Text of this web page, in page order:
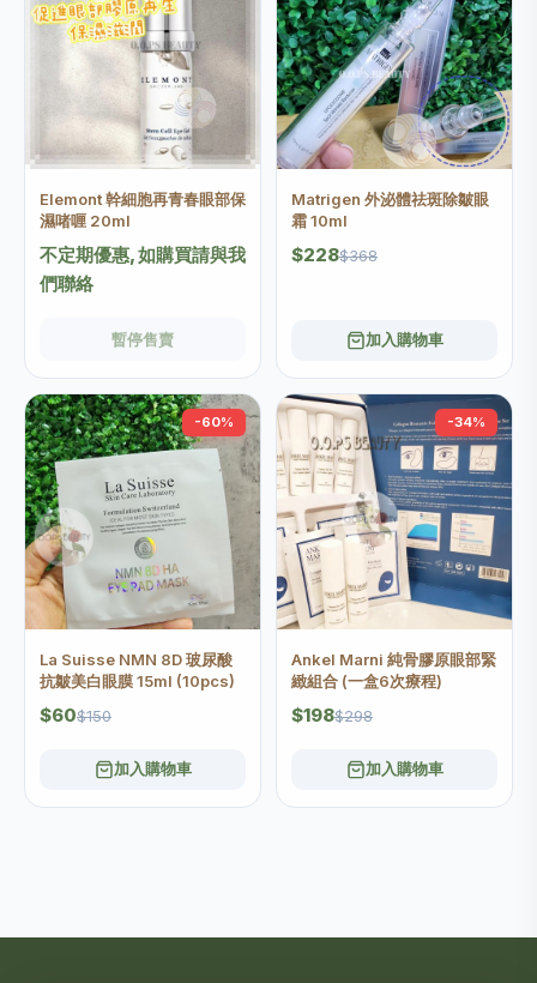
Elemont 幹細胞再青春眼部保
濕啫喱 20ml
不定期優惠, 如購買請與我
們聯絡
暫停售賣
Matrigen 外泌體祛斑除皺眼
霜 10ml
$228$368
加入購物車
-60%
La Suisse NMN 8D 玻尿酸
抗皺美白眼膜 15ml (10pcs)
$60$150
加入購物車
-34%
Ankel Marni 純骨膠原眼部緊
緻組合 (一盒6次療程)
$198$298
加入購物車